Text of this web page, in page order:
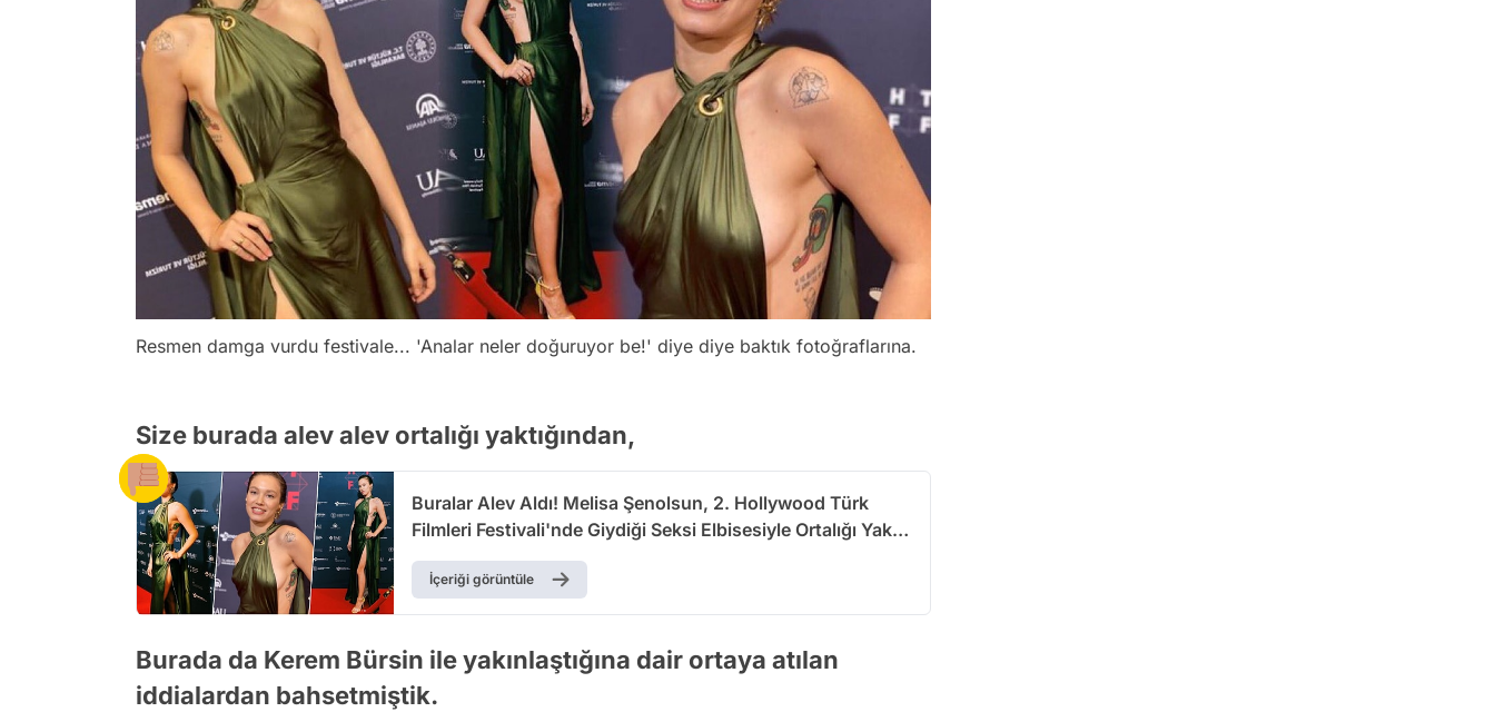
Resmen damga vurdu festivale... 'Analar neler doğuruyor be!' diye diye baktık fotoğraflarına.
Size burada alev alev ortalığı yaktığından,
Buralar Alev Aldı! Melisa Şenolsun, 2. Hollywood Türk
Filmleri Festivali'nde Giydiği Seksi Elbisesiyle Ortalığı Yakıp
Geçti!
İçeriği görüntüle
Burada da Kerem Bürsin ile yakınlaştığına dair ortaya atılan
iddialardan bahsetmiştik.